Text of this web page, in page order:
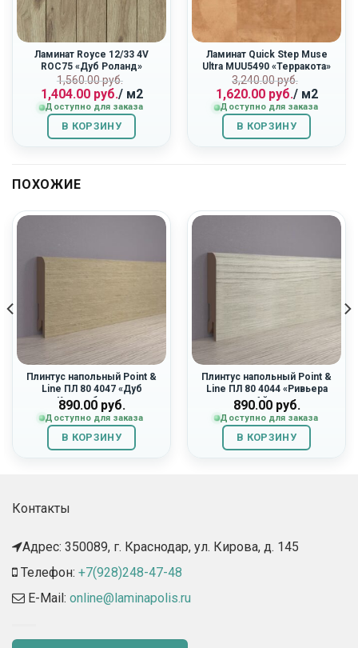
Ламинат Royce 12/33 4V
ROC75 «Дуб Роланд»
1,560.00руб.
Первоначальная
цена
составляла
1,560.00
руб..
1,404.00руб.
Текущая
цена:
1,404.00
руб..
/ м2
Доступно для заказа
В КОРЗИНУ
Ламинат Quick Step Muse
Ultra MUU5490 «Терракота»
3,240.00руб.
цена
составляла
3,240.00
руб..
1,620.00руб.
Текущая
цена:
1,620.00
руб..
/ м2
Доступно для заказа
В КОРЗИНУ
ПОХОЖИЕ
Плинтус напольный Point &
Line ПЛ 80 4047 «Дуб
Кентерберри»
890.00руб.
Доступно для заказа
В КОРЗИНУ
Плинтус напольный Point &
Line ПЛ 80 4044 «Ривьера
Айс»
890.00руб.
Доступно для заказа
В КОРЗИНУ
Контакты
Адрес: 350089, г. Краснодар, ул. Кирова, д. 145​
Телефон: +7(928)248-47-48
E-Mail: online@laminapolis.ru